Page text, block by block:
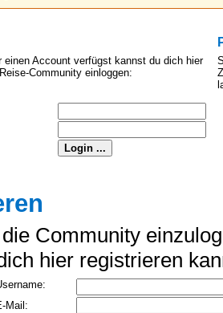
einen Account verfügst kannst du dich hier
Community einloggen:
Community
hier registrieren
Mail: